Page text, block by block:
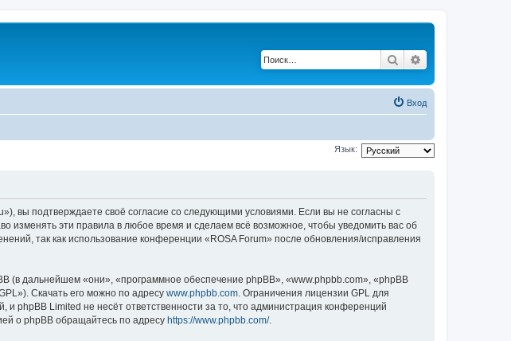
Поиск
Вход
Язык:
вы подтверждаете своё согласие со следующими условиями. Если вы не согласны с
изменять эти правила в любое время и сделаем всё возможное, чтобы уведомить вас об
так как использование конференции «ROSA Forum» после обновления/исправления
дальнейшем «они», «программное обеспечение phpBB», «www.phpbb.com», «phpBB
Скачать его можно по адресу www.phpbb.com. Ограничения лицензии GPL для
phpBB Limited не несёт ответственности за то, что администрация конференций
о phpBB обращайтесь по адресу https://www.phpbb.com/.